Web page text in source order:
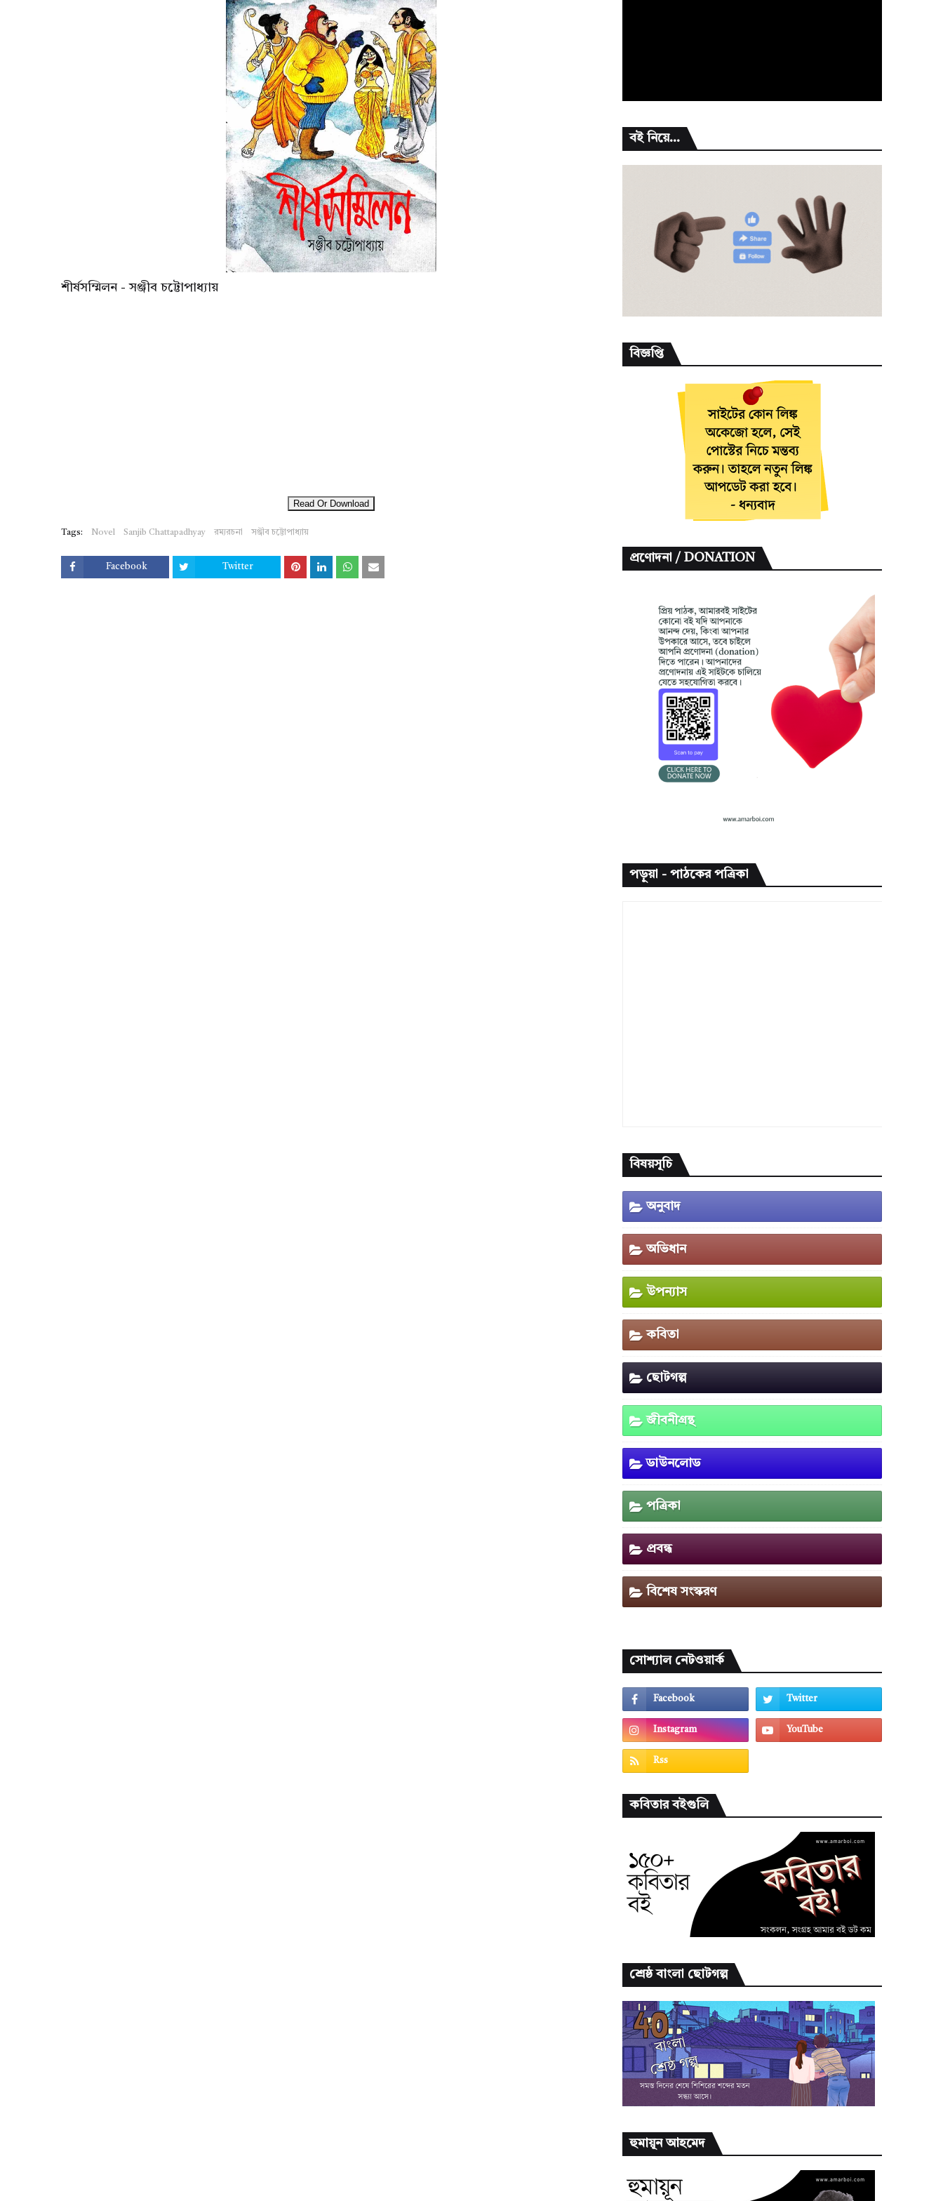
শীর্ষসম্মিলন - সঞ্জীব চট্টোপাধ্যায়
Read Or Download
Tags: Novel Sanjib Chattapadhyay রম্যরচনা সঞ্জীব চট্টোপাধ্যায়
Facebook Twitter
বই নিয়ে...
বিজ্ঞপ্তি
প্রণোদনা / DONATION
পড়ুয়া - পাঠকের পত্রিকা
বিষয়সূচি
অনুবাদ
অভিধান
উপন্যাস
কবিতা
ছোটগল্প
জীবনীগ্রন্থ
ডাউনলোড
পত্রিকা
প্রবন্ধ
বিশেষ সংস্করণ
সোশ্যাল নেটওয়ার্ক
কবিতার বইগুলি
শ্রেষ্ঠ বাংলা ছোটগল্প
হুমায়ূন আহমেদ